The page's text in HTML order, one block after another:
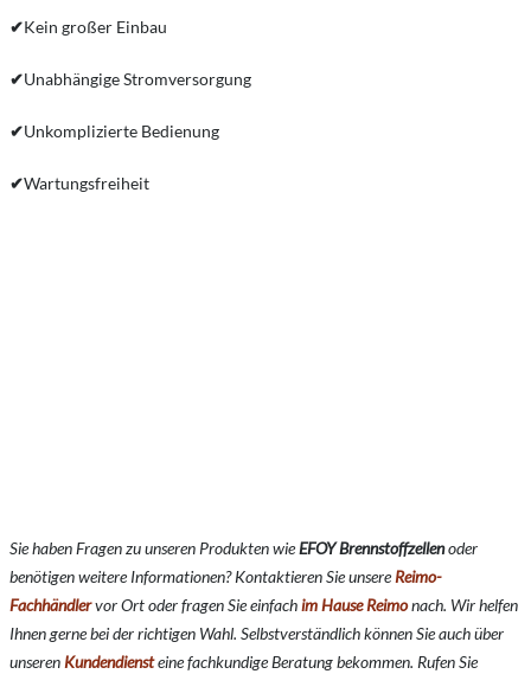
✔Kein großer Einbau
✔Unabhängige Stromversorgung
✔Unkomplizierte Bedienung
✔Wartungsfreiheit
Sie haben Fragen zu unseren Produkten wieEFOY Brennstoffzellenoder
benötigen weitere Informationen? Kontaktieren Sie unsereReimo-
Fachhändlervor Ort oder fragen Sie einfachim Hause Reimonach. Wir helfen
Ihnen gerne bei der richtigen Wahl. Selbstverständlich können Sie auch über
unseren Kundendiensteine fachkundige Beratung bekommen. Rufen Sie